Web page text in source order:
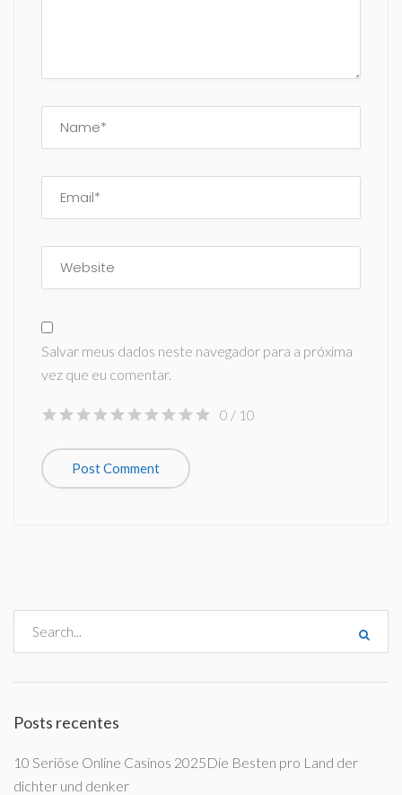
Salvar meus dados neste navegador para a próxima
vez que eu comentar.
0 / 10
Posts recentes
10 Seriöse Online Casinos 2025Die Besten pro Land der
dichter und denker